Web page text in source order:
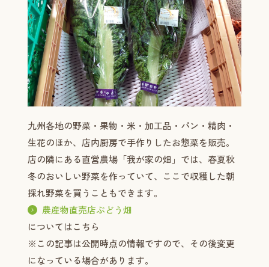
九州各地の野菜・果物・米・加工品・パン・精肉・
生花のほか、店内厨房で手作りしたお惣菜を販売。
店の隣にある直営農場「我が家の畑」では、春夏秋
冬のおいしい野菜を作っていて、ここで収穫した朝
採れ野菜を買うこともできます。
農産物直売店ぶどう畑
についてはこちら
※この記事は公開時点の情報ですので、その後変更
になっている場合があります。